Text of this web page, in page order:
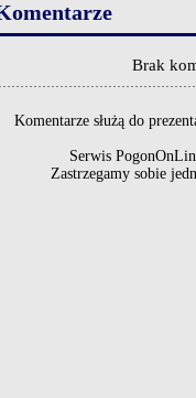
Brak
Komentarze służą do
Serwis
Zastrzegamy sobie